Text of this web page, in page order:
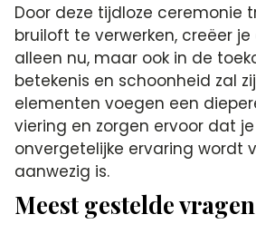
Door deze tijdloze ceremonie
bruiloft te verwerken, creëer
alleen nu, maar ook in de
betekenis en schoonheid zal
elementen voegen een
viering en zorgen ervoor dat
onvergetelijke ervaring wordt
aanwezig is.​
Meest gestelde vragen